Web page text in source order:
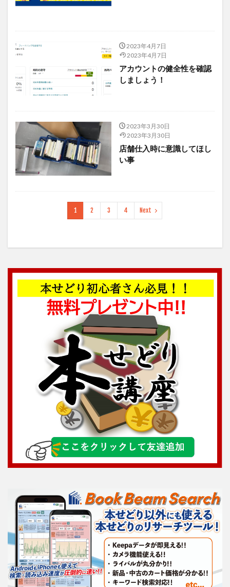
2023年4月7日
2023年4月7日
アカウントの健全性を確認
しましょう！
2023年3月30日
2023年3月30日
店舗仕入時に意識してほし
い事
1 2 3 4 Next